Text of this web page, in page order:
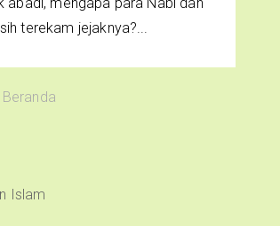
terekam jejaknya?...
Beranda
Islam